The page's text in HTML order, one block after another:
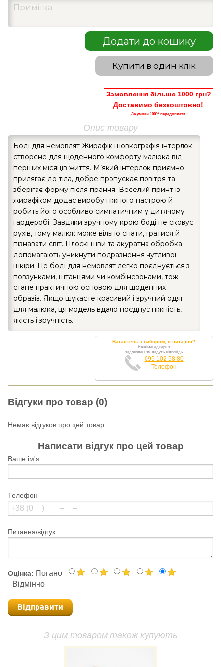
Додати до кошику
Купити в один клік
Замовлення більше 1000 грн?
Доставимо безкоштовно!
За умови 100% передоплати
Опис товару
Боді для немовлят Жирафік шовкографія інтерлок
створене для щоденного комфорту малюка від
перших місяців життя. М’який інтерлок приємно
прилягає до тіла, добре пропускає повітря та
зберігає форму після прання. Веселий принт із
жирафіком додає виробу ніжного настрою й
робить його особливо симпатичним у дитячому
гардеробі. Завдяки зручному крою боді не сковує
рухів, тому малюк може вільно спати, гратися й
пізнавати світ. Плоскі шви та акуратна обробка
допомагають уникнути подразнення чутливої
шкіри. Це боді для немовлят легко поєднується з
повзунками, штанцями чи комбінезонами, тож
стане практичною основою для щоденних
образів. Якщо шукаєте красивий і зручний одяг
для малюка, ця модель вдало поєднує ніжність,
якість і зручність.
Вагаєтесь з вибором, є питання?
Наші менеджери з
задоволенням дадуть відповідь
095 102 58 80
Телефон
Відгуки про товар (0)
Немає відгуков про цей товар
Написати відгук про цей товар
Ваше ім'я
Телефон
Питання/відгук
Оцінка: Погано
Відмінно
Відправити
З цим товаром також купують